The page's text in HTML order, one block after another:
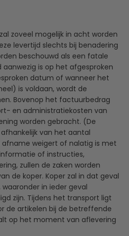
zoveel mogelijk in acht worden
levertijd slechts bij benadering
beschouwd als een fatale
is op het afgesproken
datum of wanneer het
is voldaan, wordt de
Bovenop het factuurbedrag
en administratiekosten van
worden gebracht. (De
van het aantal
afname weigert of nalatig is met
of instructies,
zullen de zaken worden
de koper. Koper zal in dat geval
in ieder geval
zijn. Tijdens het transport ligt
de artikelen bij de betreffende
op het moment van aflevering